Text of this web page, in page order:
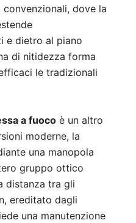
dove la
e dietro al piano
di nitidezza forma
le tradizionali
a fuoco è un altro
moderne, la
una manopola
gruppo ottico
distanza tra gli
ereditato dagli
una manutenzione